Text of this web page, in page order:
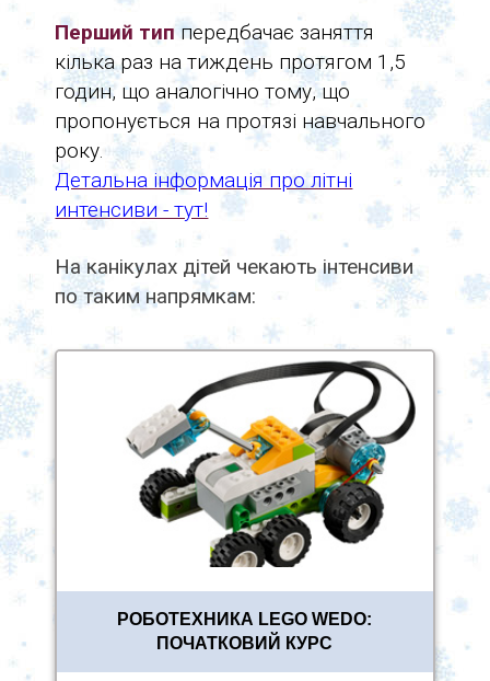
Перший типпередбачає заняття
кілька раз на тиждень протягом 1,5
годин, що аналогічно тому, що
пропонується на протязі навчального
року.
Детальна інформація про літні
интенсиви - тут!
На канікулах дітей чекають інтенсиви
по таким напрямкам:
РОБОТЕХНИКА LEGO WEDO:
ПОЧАТКОВИЙ КУРС